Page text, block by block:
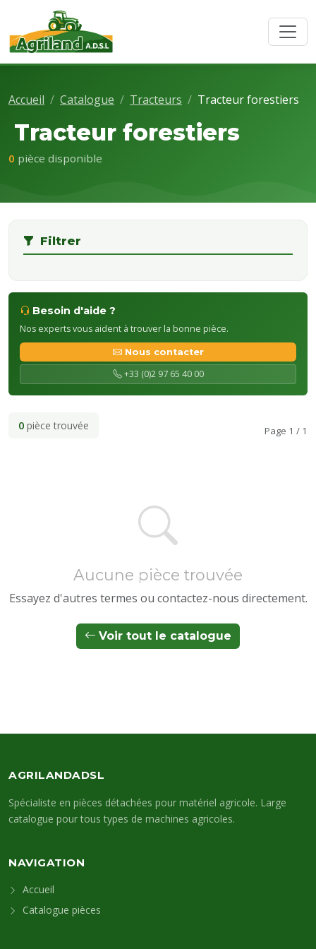
Accueil Catalogue Tracteurs Tracteur forestiers
Tracteur forestiers
0 pièce disponible
Filtrer
Besoin d'aide ?
Nos experts vous aident à trouver la bonne pièce.
Nous contacter
+33 (0)2 97 65 40 00
0 pièce trouvée Page 1 / 1
Aucune pièce trouvée
Essayez d'autres termes ou contactez-nous directement.
Voir tout le catalogue
AGRILANDADSL
Spécialiste en pièces détachées pour matériel agricole. Large
catalogue pour tous types de machines agricoles.
NAVIGATION
Accueil
Catalogue pièces